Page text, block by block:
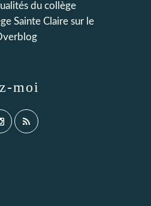
du collège
Sainte Clairesur le
moi